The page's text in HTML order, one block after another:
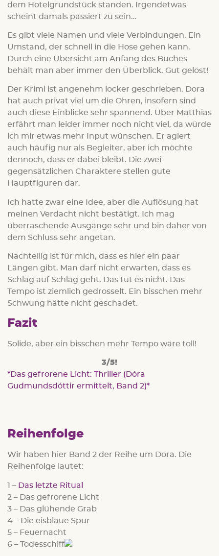
dem Hotelgrundstück standen. Irgendetwas
scheint damals passiert zu sein…
Es gibt viele Namen und viele Verbindungen. Ein
Umstand, der schnell in die Hose gehen kann.
Durch eine Übersicht am Anfang des Buches
behält man aber immer den Überblick. Gut gelöst!
Der Krimi ist angenehm locker geschrieben. Dora
hat auch privat viel um die Ohren, insofern sind
auch diese Einblicke sehr spannend. Über Matthias
erfährt man leider immer noch nicht viel, da würde
ich mir etwas mehr Input wünschen. Er agiert
auch häufig nur als Begleiter, aber ich möchte
dennoch, dass er dabei bleibt. Die zwei
gegensätzlichen Charaktere stellen gute
Hauptfiguren dar.
Ich hatte zwar eine Idee, aber die Auflösung hat
meinen Verdacht nicht bestätigt. Ich mag
überraschende Ausgänge sehr und bin daher von
dem Schluss sehr angetan.
Nachteilig ist für mich, dass es hier ein paar
Längen gibt. Man darf nicht erwarten, dass es
Schlag auf Schlag geht. Das tut es nicht. Das
Tempo ist ziemlich gedrosselt. Ein bisschen mehr
Schwung hätte nicht geschadet.
Fazit
Solide, aber ein bisschen mehr Tempo wäre toll!
3/5!
Das gefrorene Licht: Thriller (Dóra
Gudmundsdóttir ermittelt, Band 2)
Reihenfolge
Wir haben hier Band 2 der Reihe um Dora. Die
Reihenfolge lautet:
1 – Das letzte Ritual
2 – Das gefrorene Licht
3 – Das glühende Grab
4 – Die eisblaue Spur
5 – Feuernacht
6 – Todesschiff